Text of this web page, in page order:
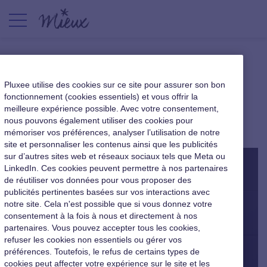
Les chiffres clés de l’égalité
professionnelle en 2016
|6 septembre 2016
Pluxee utilise des cookies sur ce site pour assurer son bon
fonctionnement (cookies essentiels) et vous offrir la
meilleure expérience possible. Avec votre consentement,
nous pouvons également utiliser des cookies pour
mémoriser vos préférences, analyser l’utilisation de notre
site et personnaliser les contenus ainsi que les publicités
sur d’autres sites web et réseaux sociaux tels que Meta ou
LinkedIn. Ces cookies peuvent permettre à nos partenaires
de réutiliser vos données pour vous proposer des
publicités pertinentes basées sur vos interactions avec
notre site. Cela n'est possible que si vous donnez votre
consentement à la fois à nous et directement à nos
partenaires. Vous pouvez accepter tous les cookies,
refuser les cookies non essentiels ou gérer vos
préférences. Toutefois, le refus de certains types de
cookies peut affecter votre expérience sur le site et les